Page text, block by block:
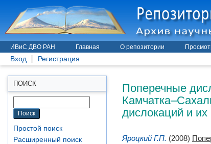
ИВиС ДВО РАН Главная О репозитории
Вход Регистрация
ПОИСК
Простой поиск
Расширенный поиск
Поперечные
дислокаций и
Яроцкий Г.П. (2008)